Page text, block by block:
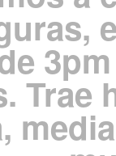
Trae